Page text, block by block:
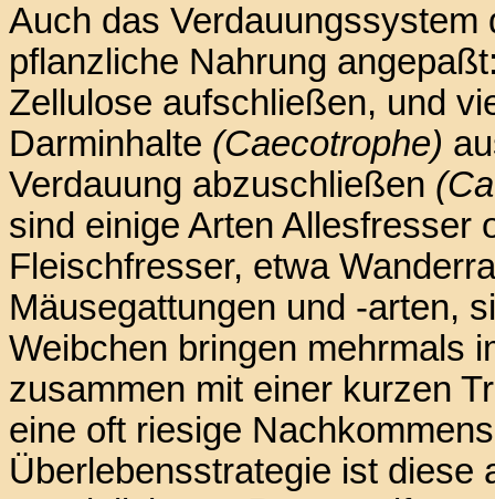
Auch das
pflanzliche Nahrung
Zellulose aufschließen, und
Darminhalte (Caecotrophe)
Verdauung abzuschließen
sind einige Arten Allesfresser
Fleischfresser, etwa
Mäusegattungen und -arten,
Weibchen bringen mehrmals
zusammen mit einer kurzen
eine oft riesige
Überlebensstrategie ist diese